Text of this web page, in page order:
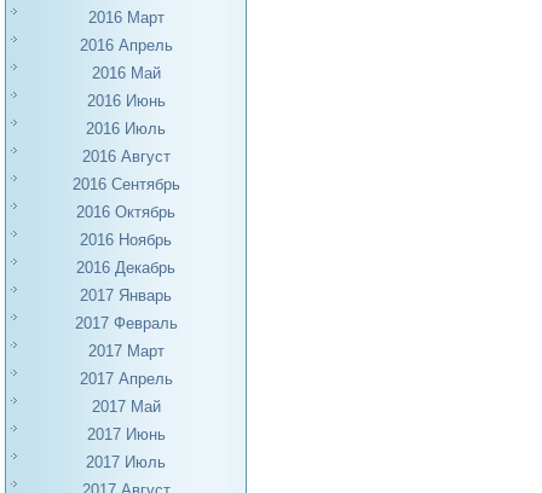
2016 Март
2016 Апрель
2016 Май
2016 Июнь
2016 Июль
2016 Август
2016 Сентябрь
2016 Октябрь
2016 Ноябрь
2016 Декабрь
2017 Январь
2017 Февраль
2017 Март
2017 Апрель
2017 Май
2017 Июнь
2017 Июль